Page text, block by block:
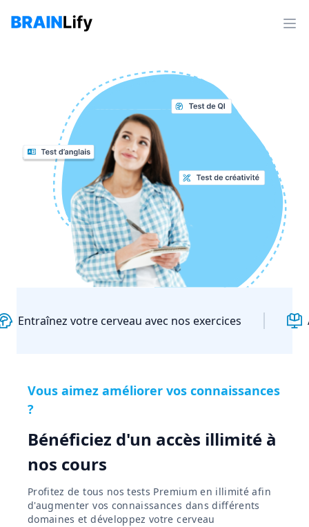
Entraînez votre cerveau avec nos exercices
Vous aimez améliorer vos connaissances
?
Bénéficiez d'un accès illimité à
nos cours
Profitez de tous nos tests Premium en illimité afin
d'augmenter vos connaissances dans différents
domaines et développez votre cerveau